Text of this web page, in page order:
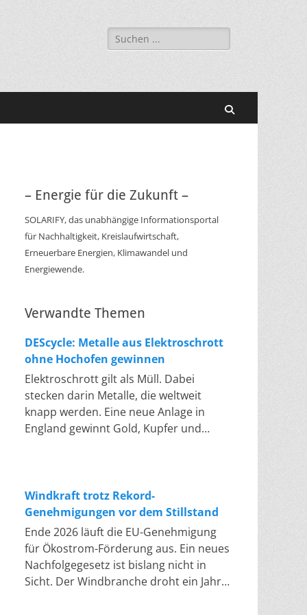
Suchen
nach:
– Energie für die Zukunft –
SOLARIFY, das unabhängige Informationsportal
für Nachhaltigkeit, Kreislaufwirtschaft,
Erneuerbare Energien, Klimawandel und
Energiewende.
Verwandte Themen
DEScycle: Metalle aus Elektroschrott
ohne Hochofen gewinnen
Elektroschrott gilt als Müll. Dabei
stecken darin Metalle, die weltweit
knapp werden. Eine neue Anlage in
England gewinnt Gold, Kupfer und
schmilzt Leiterplatten und Kabelreste
bei mehreren hundert bis über
tausend Grad ein. Energieintensiv und
nur im industriellen Großmaßstab
möglich. Das Londoner Start-up
DEScycle hat im englischen Teesside
Windkraft trotz Rekord-
Genehmigungen vor dem Stillstand
Ende 2026 läuft die EU-Genehmigung
für Ökostrom-Förderung aus. Ein neues
Nachfolgegesetz ist bislang nicht in
Sicht. Der Windbranche droht ein Jahr,